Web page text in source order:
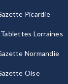
Picardie
Lorraines
Normandie
Oise